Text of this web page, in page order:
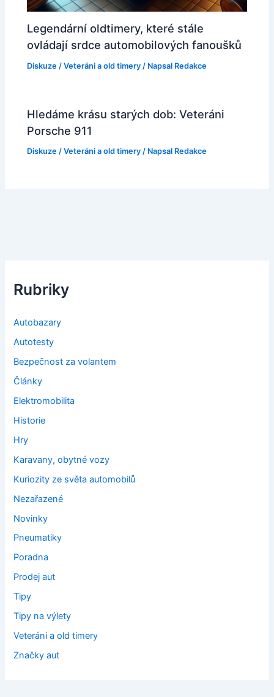
Legendární oldtimery, které stále
ovládají srdce automobilových fanoušků
Diskuze /Veteráni a old timery / Napsal Redakce
Hledáme krásu starých dob: Veteráni
Porsche 911
Diskuze /Veteráni a old timery / Napsal Redakce
Rubriky
Autobazary
Autotesty
Bezpečnost za volantem
Články
Elektromobilita
Historie
Hry
Karavany, obytné vozy
Kuriozity ze světa automobilů
Nezařazené
Novinky
Pneumatiky
Poradna
Prodej aut
Tipy
Tipy na výlety
Veteráni a old timery
Značky aut